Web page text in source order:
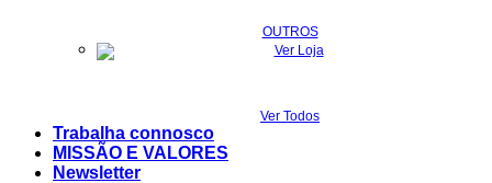
OUTROS
Ver Todos
Trabalha connosco
MISSÃO E VALORES
Newsletter